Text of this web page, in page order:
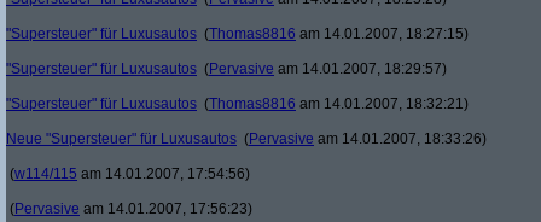
"Supersteuer" für Luxusautos (Thomas8816 am 14.01.2007, 18:27:15)
"Supersteuer" für Luxusautos (Pervasive am 14.01.2007, 18:29:57)
"Supersteuer" für Luxusautos (Thomas8816 am 14.01.2007, 18:32:21)
Neue "Supersteuer" für Luxusautos (Pervasive am 14.01.2007, 18:33:26)
(w114/115 am 14.01.2007, 17:54:56)
(Pervasive am 14.01.2007, 17:56:23)